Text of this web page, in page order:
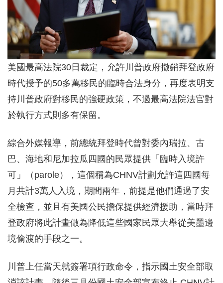
美國最高法院30日裁定，允許川普政府撤銷拜登政府
時代授予的50多萬移民的臨時合法身分，再度表明支
持川普政府對移民的強硬政策，不過最高法院法官對
於執行方式則多有保留。
綜合外媒報導，前總統拜登時代曾對委內瑞拉、古
巴、海地和尼加拉瓜四國的民眾提供「臨時入境許
可」（parole），這個稱為CHNV計劃允許這四國每
月共計3萬人入境，期間兩年，前提是他們通過了安
全檢查，並且有美國公民擔保提供經濟援助，當時拜
登政府將此計畫做為降低這些國家民眾大舉從美墨邊
境偷渡的手段之一。
川普上任當天就簽署項行政命令，指示國土安全部取